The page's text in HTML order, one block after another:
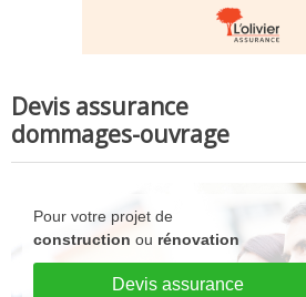
Devis assurance
dommages-ouvrage
Pour votre projet de
construction ou rénovation
Devis assurance